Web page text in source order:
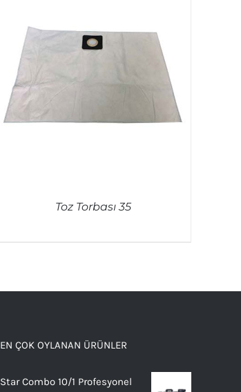
Toz Torbası 35
EN ÇOK OYLANAN ÜRÜNLER
Star Combo 10/1 Profesyonel